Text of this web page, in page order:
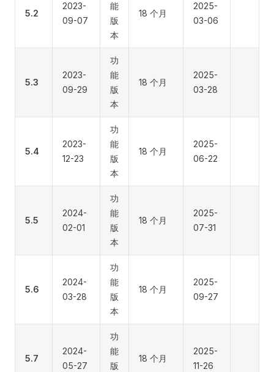
5.2
2023-
09-07
能
版
本
18 个月
2025-
03-06
5.3
2023-
09-29
功
能
版
本
18 个月
2025-
03-28
5.4
2023-
12-23
功
能
版
本
18 个月
2025-
06-22
5.5
2024-
02-01
功
能
版
本
18 个月
2025-
07-31
5.6
2024-
03-28
功
能
版
本
18 个月
2025-
09-27
5.7
2024-
05-27
功
能
版
18 个月
2025-
11-26